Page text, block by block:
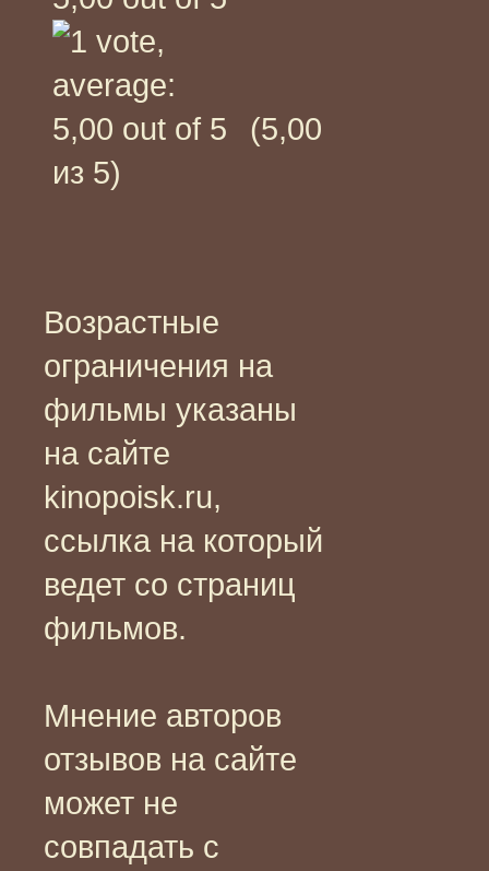
(5,00
из 5)
Возрастные
ограничения на
фильмы указаны
на сайте
kinopoisk.ru,
ссылка на который
ведет со страниц
фильмов.
Мнение авторов
отзывов на сайте
может не
совпадать с